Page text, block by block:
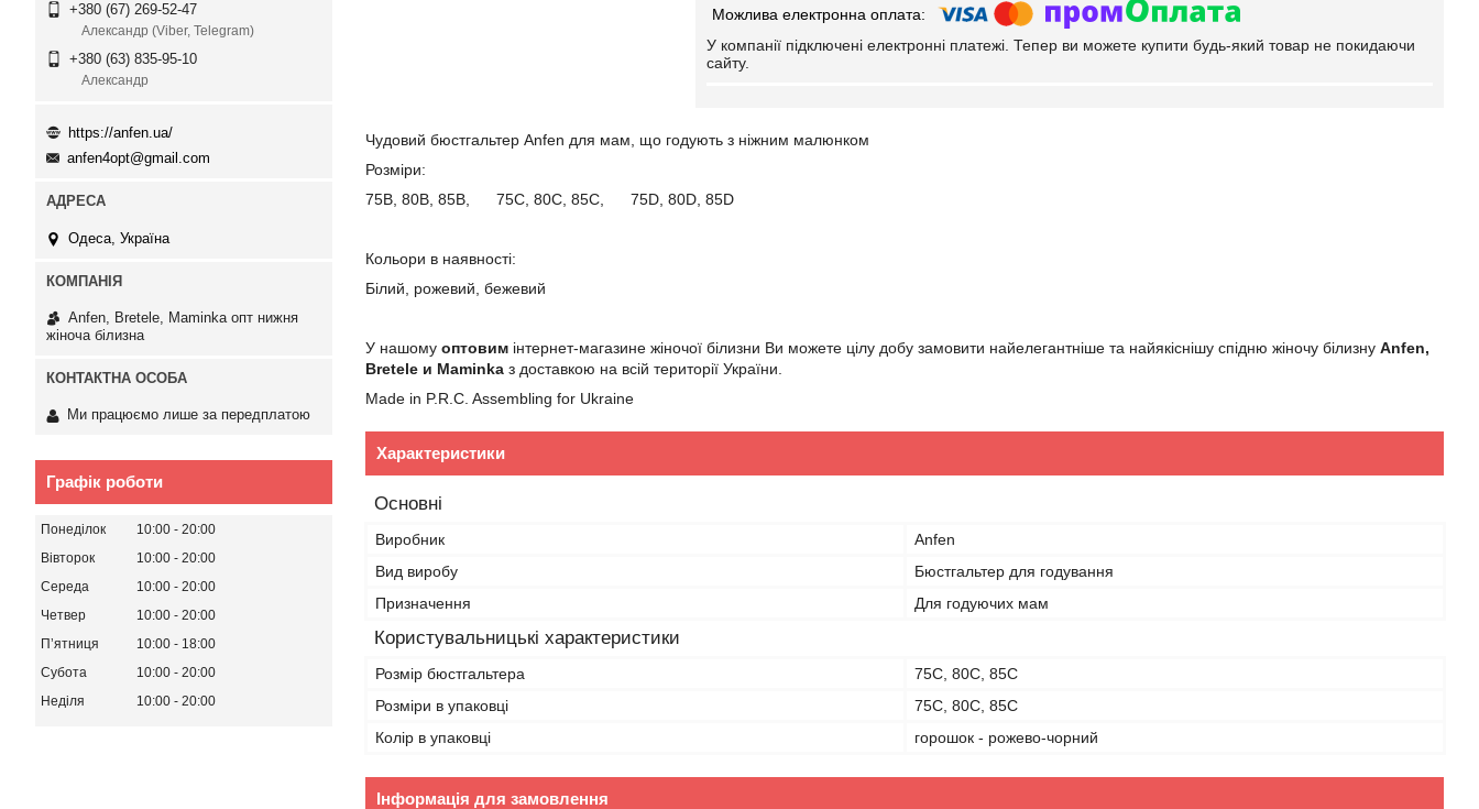
У компанії підключені електронні платежі. Тепер ви можете купити будь-який товар не покидаючи
сайту.
Чудовий бюстгальтер Anfen для мам, що годують з ніжним малюнком
Розміри:
75B, 80B, 85B, 75C, 80C, 85C, 75D, 80D, 85D
Кольори в наявності:
Білий, рожевий, бежевий
У нашому оптовим інтернет-магазине жіночої білизни Ви можете цілу добу замовити найелегантніше та найякіснішу спідню жіночу білизну Anfen,
Bretele и Maminka з доставкою на всій території України.
Made in P.R.C. Assembling for Ukraine
Характеристики
Основні
Виробник
Anfen
Вид виробу
Бюстгальтер для годування
Призначення
Для годуючих мам
Користувальницькі характеристики
Розмір бюстгальтера
75C, 80C, 85C
Розміри в упаковці
75C, 80C, 85C
Колір в упаковці
горошок - рожево-чорний
Інформація для замовлення
+380 (67) 269-52-47
Александр (Viber, Telegram)
+380 (63) 835-95-10
Александр
https://anfen.ua/
anfen4opt@gmail.com
Одеса, Україна
Anfen, Bretele, Maminka опт нижня
жіноча білизна
Ми працюємо лише за передплатою
Графік роботи
Понеділок 10:00
20:00
Вівторок
10:00
20:00
Середа
10:00
20:00
Четвер
10:00
20:00
Пʼятниця
10:00
18:00
Субота
10:00
20:00
Неділя
10:00 20:00